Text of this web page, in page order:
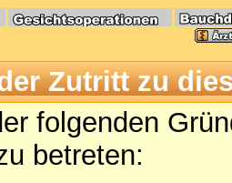
Zutritt zu
folgenden
betreten: